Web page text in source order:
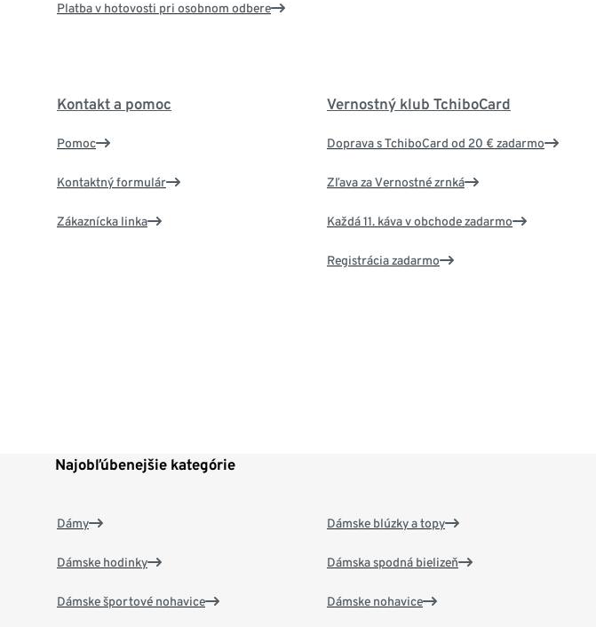
Platba v hotovosti pri osobnom odbere
Kontakt a pomoc
Pomoc
Kontaktný formulár
Zákaznícka linka
Vernostný klub TchiboCard
Doprava s TchiboCard od 20 € zadarmo
Zľava za Vernostné zrnká
Každá 11. káva v obchode zadarmo
Registrácia zadarmo
Najobľúbenejšie kategórie
Dámy
Dámske hodinky
Dámske športové nohavice
Dámske blúzky a topy
Dámska spodná bielizeň
Dámske nohavice